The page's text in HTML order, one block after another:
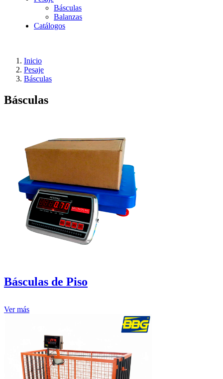
Básculas
Balanzas
Catálogos
Inicio
Pesaje
Básculas
Básculas
Básculas de Piso
Ver más